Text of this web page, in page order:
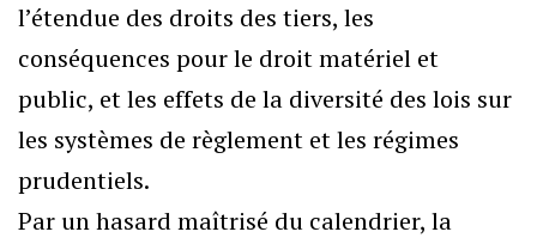
l’étendue des droits des tiers, les
conséquences pour le droit matériel et
public, et les effets de la diversité des lois sur
les systèmes de règlement et les régimes
prudentiels.
Par un hasard maîtrisé du calendrier, la